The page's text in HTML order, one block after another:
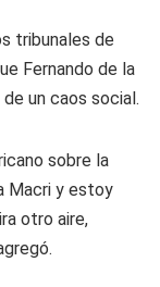
tribunales de
Fernando de la
un caos social.
sobre la
Macri y estoy
otro aire,